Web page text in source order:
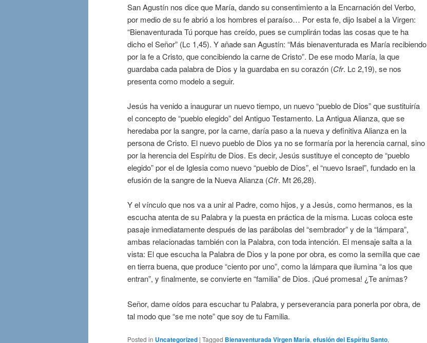
San Agustín nos dice que María, dando su consentimiento a la Encarnación del Verbo,
por medio de su fe abrió a los hombres el paraíso… Por esta fe, dijo Isabel a la Virgen:
“Bienaventurada Tú porque has creído, pues se cumplirán todas las cosas que te ha
dicho el Señor” (Lc 1,45). Y añade san Agustín: “Más bienaventurada es María recibiendo
por la fe a Cristo, que concibiendo la carne de Cristo”. De ese modo María, la que
guardaba cada palabra de Dios y la guardaba en su corazón (Cfr. Lc 2,19), se nos
presenta como modelo a seguir.
Jesús ha venido a inaugurar un nuevo tiempo, un nuevo “pueblo de Dios” que sustituiría
el concepto de “pueblo elegido” del Antiguo Testamento. La Antigua Alianza, que se
heredaba por la sangre, por la carne, daría paso a la nueva y definitiva Alianza en la
persona de Cristo. El nuevo pueblo de Dios ya no se formaría por la herencia carnal, sino
por la herencia del Espíritu de Dios. Es decir, Jesús sustituye el concepto de “pueblo
elegido” por el de Iglesia como nuevo “pueblo de Dios”, el “nuevo Israel”, fundado en la
efusión de la sangre de la Nueva Alianza (Cfr. Mt 26,28).
Y el vínculo que nos va a unir al Padre, como hijos, y a Jesús, como hermanos, es la
escucha atenta de su Palabra y la puesta en práctica de la misma. Lucas coloca este
pasaje inmediatamente después de las parábolas del “sembrador” y de la “lámpara”,
ambas relacionadas también con la Palabra, con toda intención. El mensaje salta a la
vista: El que escucha la Palabra de Dios y la pone por obra, es como la semilla que cae
en tierra buena, que produce “ciento por uno”, como la lámpara que ilumina “a los que
entran”, y finalmente, se convierte en “familia” de Dios. ¡Qué promesa! ¿Te animas?
Señor, dame oídos para escuchar tu Palabra, y perseverancia para ponerla por obra, de
tal modo que “se me note” que soy de tu Familia.
Posted in Uncategorized | Tagged Bienaventurada Virgen María, efusión del Espíritu Santo,